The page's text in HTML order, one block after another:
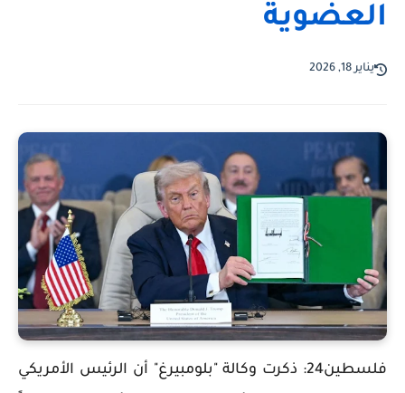
العضوية
يناير 18, 2026
فلسطين24: ذكرت وكالة "بلومبيرغ" أن الرئيس الأمريكي